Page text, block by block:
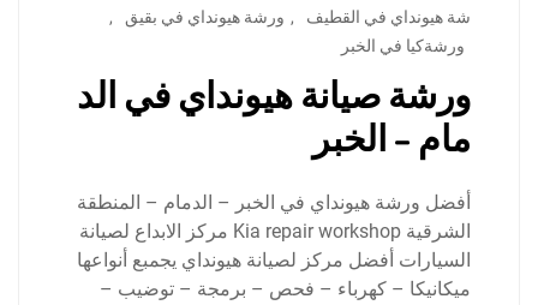
شة هيونداي في القطيف
, ورشة هيونداي في بقيق
,
ورشةكيا في الخبر
ورشة صيانة هيونداي في الد
مام – الخبر
أفضل ورشة هيونداي في الخبر – الدمام – المنطقة
الشرقية Kia repair workshop مركز الابداع لصيانة
السيارات أفضل مركز لصيانة هيونداي يجمبع أنواعها
ميكانيكا – كهرباء – فحص – برمجة – توضيب –